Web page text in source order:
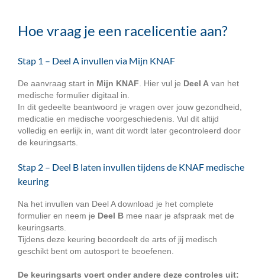
Hoe vraag je een racelicentie aan?
Stap 1 – Deel A invullen via Mijn KNAF
De aanvraag start in Mijn KNAF . Hier vul je Deel Avan het
medische formulier digitaal in.
In dit gedeelte beantwoord je vragen over jouw gezondheid,
medicatie en medische voorgeschiedenis. Vul dit altijd
volledig en eerlijk in, want dit wordt later gecontroleerd door
de keuringsarts.
Stap 2 – Deel B laten invullen tijdens de KNAF medische
keuring
Na het invullen van Deel A download je het complete
formulier en neem je Deel Bmee naar je afspraak met de
keuringsarts.
Tijdens deze keuring beoordeelt de arts of jij medisch
geschikt bent om autosport te beoefenen.
De keuringsarts voert onder andere deze controles uit: